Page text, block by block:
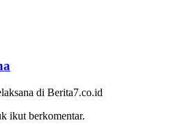
di Berita7.co.id
ikut berkomentar.